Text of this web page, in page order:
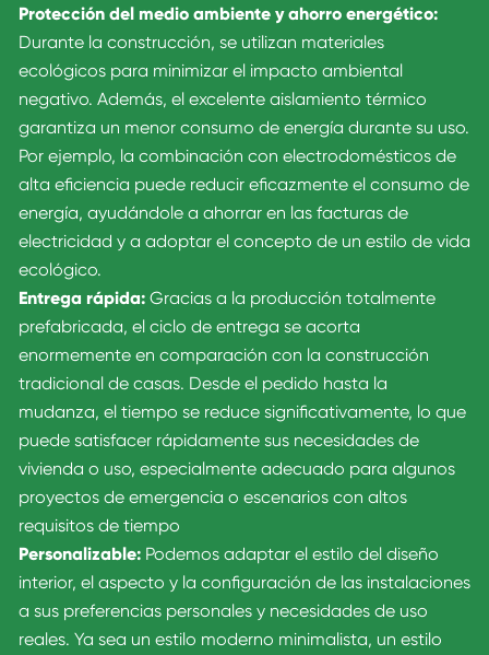
Protección del medio ambiente y ahorro energético:
Durante la construcción, se utilizan materiales
ecológicos para minimizar el impacto ambiental
negativo. Además, el excelente aislamiento térmico
garantiza un menor consumo de energía durante su uso.
Por ejemplo, la combinación con electrodomésticos de
alta eficiencia puede reducir eficazmente el consumo de
energía, ayudándole a ahorrar en las facturas de
electricidad y a adoptar el concepto de un estilo de vida
ecológico.
Entrega rápida: Gracias a la producción totalmente
prefabricada, el ciclo de entrega se acorta
enormemente en comparación con la construcción
tradicional de casas. Desde el pedido hasta la
mudanza, el tiempo se reduce significativamente, lo que
puede satisfacer rápidamente sus necesidades de
vivienda o uso, especialmente adecuado para algunos
proyectos de emergencia o escenarios con altos
requisitos de tiempo
Personalizable: Podemos adaptar el estilo del diseño
interior, el aspecto y la configuración de las instalaciones
a sus preferencias personales y necesidades de uso
reales. Ya sea un estilo moderno minimalista, un estilo